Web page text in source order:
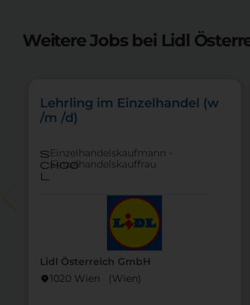
Weitere Jobs bei Lidl
Lidl Österreich GmbH
location_on1020 Wien (Wien)
Lehrling im Einzelhandel (w
/m /d)
s
choo
l
Einzelhandelskaufmann -
Einzelhandelskauffrau